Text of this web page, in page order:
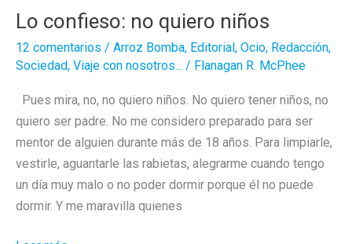
Lo confieso: no quiero niños
12 comentarios / Arroz Bomba, Editorial, Ocio, Redacción,
Sociedad, Viaje con nosotros... / Flanagan R. McPhee
Pues mira, no, no quiero niños. No quiero tener niños, no
quiero ser padre. No me considero preparado para ser
mentor de alguien durante más de 18 años. Para limpiarle,
vestirle, aguantarle las rabietas, alegrarme cuando tengo
un día muy malo o no poder dormir porque él no puede
dormir. Y me maravilla quienes